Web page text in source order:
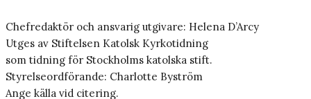
Chefredaktör och ansvarig utgivare: Helena D’Arcy
Utges av Stiftelsen Katolsk Kyrkotidning
som tidning för Stockholms katolska stift.
Styrelseordförande: Charlotte Byström
Ange källa vid citering.